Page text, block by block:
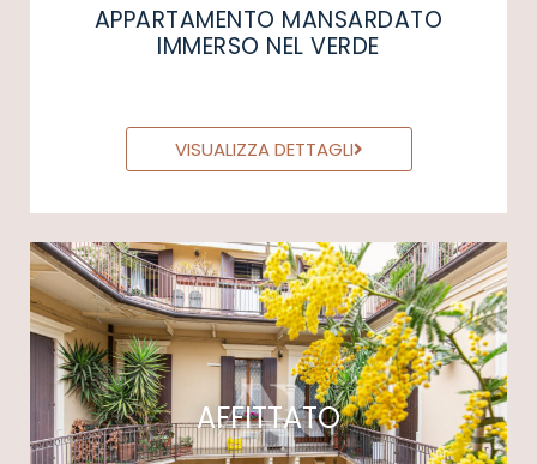
APPARTAMENTO MANSARDATO
IMMERSO NEL VERDE
VISUALIZZA DETTAGLI
AFFITTATO